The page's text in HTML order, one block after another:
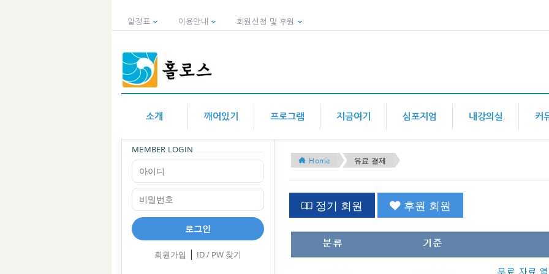
일정표 이용안내 회원신청 및 후원
소개 깨어있기 프로그램 지금여기 심포지엄 내강의실 커
MEMBER LOGIN
로그인
회원가입 | ID / PW 찾기
Home 유료 결제
정기 회원 후원 회원